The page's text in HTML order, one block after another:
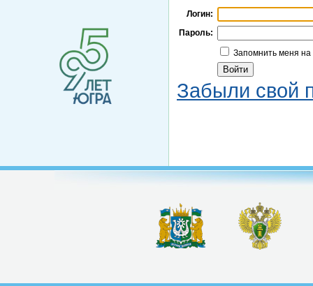
Логин:
Пароль:
Запомнить меня
Забыли свой